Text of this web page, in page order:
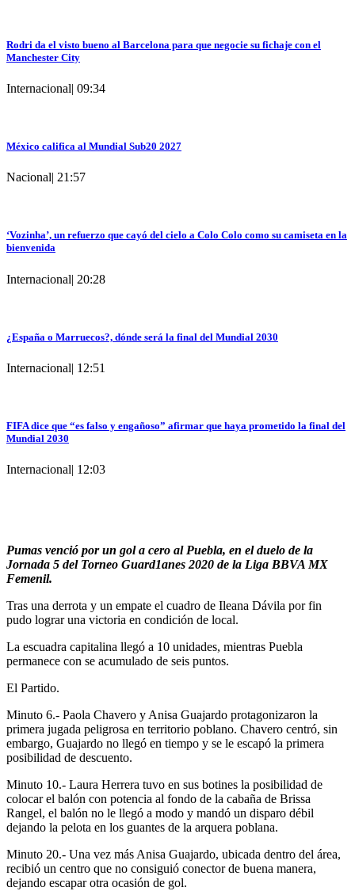
Rodri da el visto bueno al Barcelona para que negocie su fichaje con el
Manchester City
Internacional| 09:34
México califica al Mundial Sub20 2027
Nacional| 21:57
‘Vozinha’, un refuerzo que cayó del cielo a Colo Colo como su camiseta en la
bienvenida
Internacional| 20:28
¿España o Marruecos?, dónde será la final del Mundial 2030
Internacional| 12:51
FIFA dice que “es falso y engañoso” afirmar que haya prometido la final del
Mundial 2030
Internacional| 12:03
Pumas venció por un gol a cero al Puebla, en el duelo de la
Jornada 5 del Torneo Guard1anes 2020 de la Liga BBVA MX
Femenil.
Tras una derrota y un empate el cuadro de Ileana Dávila por fin
pudo lograr una victoria en condición de local.
La escuadra capitalina llegó a 10 unidades, mientras Puebla
permanece con se acumulado de seis puntos.
El Partido.
Minuto 6.- Paola Chavero y Anisa Guajardo protagonizaron la
primera jugada peligrosa en territorio poblano. Chavero centró, sin
embargo, Guajardo no llegó en tiempo y se le escapó la primera
posibilidad de descuento.
Minuto 10.- Laura Herrera tuvo en sus botines la posibilidad de
colocar el balón con potencia al fondo de la cabaña de Brissa
Rangel, el balón no le llegó a modo y mandó un disparo débil
dejando la pelota en los guantes de la arquera poblana.
Minuto 20.- Una vez más Anisa Guajardo, ubicada dentro del área,
recibió un centro que no consiguió conector de buena manera,
dejando escapar otra ocasión de gol.